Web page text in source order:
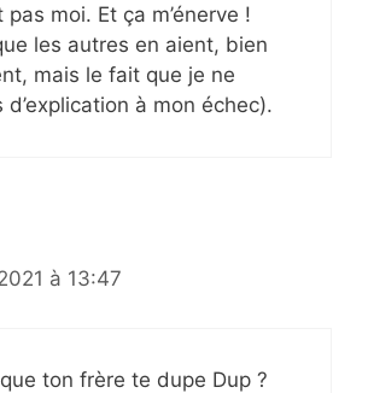
moi. Et ça m’énerve !
les autres en aient, bien
mais le fait que je ne
d’explication à mon échec).
à 13:47
ton frère te dupe Dup ?